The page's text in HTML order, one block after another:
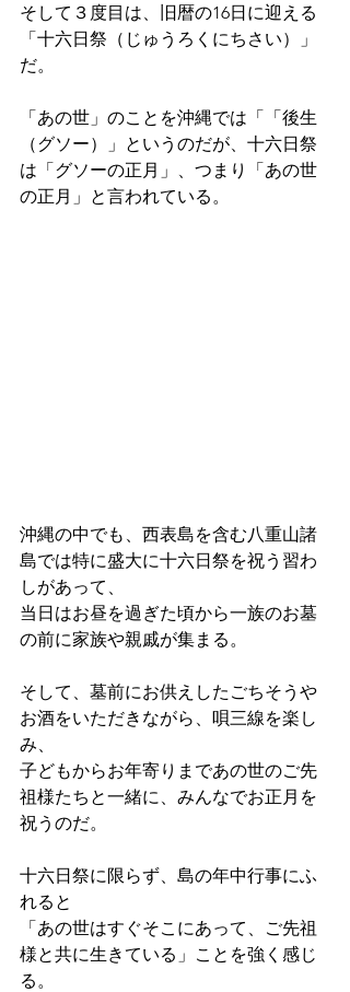
そして３度目は、旧暦の16日に迎える
「十六日祭（じゅうろくにちさい）」
だ。
「あの世」のことを沖縄では「「後生
（グソー）」というのだが、十六日祭
は「グソーの正月」、つまり「あの世
の正月」と言われている。
沖縄の中でも、西表島を含む八重山諸
島では特に盛大に十六日祭を祝う習わ
しがあって、
当日はお昼を過ぎた頃から一族のお墓
の前に家族や親戚が集まる。
そして、墓前にお供えしたごちそうや
お酒をいただきながら、唄三線を楽し
み、
子どもからお年寄りまであの世のご先
祖様たちと一緒に、みんなでお正月を
祝うのだ。
十六日祭に限らず、島の年中行事にふ
れると
「あの世はすぐそこにあって、ご先祖
様と共に生きている」ことを強く感じ
る。